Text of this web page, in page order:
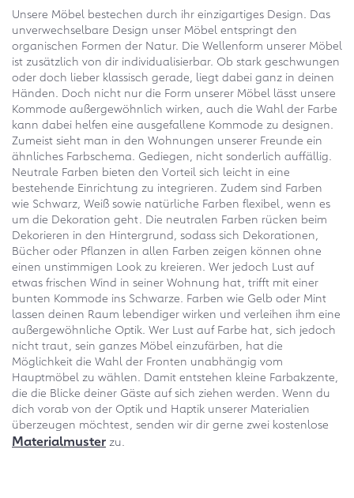
Unsere Möbel bestechen durch ihr einzigartiges Design. Das
unverwechselbare Design unser Möbel entspringt den
organischen Formen der Natur. Die Wellenform unserer Möbel
ist zusätzlich von dir individualisierbar. Ob stark geschwungen
oder doch lieber klassisch gerade, liegt dabei ganz in deinen
Händen. Doch nicht nur die Form unserer Möbel lässt unsere
Kommode außergewöhnlich wirken, auch die Wahl der Farbe
kann dabei helfen eine ausgefallene Kommode zu designen.
Zumeist sieht man in den Wohnungen unserer Freunde ein
ähnliches Farbschema. Gediegen, nicht sonderlich auffällig.
Neutrale Farben bieten den Vorteil sich leicht in eine
bestehende Einrichtung zu integrieren. Zudem sind Farben
wie Schwarz, Weiß sowie natürliche Farben flexibel, wenn es
um die Dekoration geht. Die neutralen Farben rücken beim
Dekorieren in den Hintergrund, sodass sich Dekorationen,
Bücher oder Pflanzen in allen Farben zeigen können ohne
einen unstimmigen Look zu kreieren. Wer jedoch Lust auf
etwas frischen Wind in seiner Wohnung hat, trifft mit einer
bunten Kommode ins Schwarze. Farben wie Gelb oder Mint
lassen deinen Raum lebendiger wirken und verleihen ihm eine
außergewöhnliche Optik. Wer Lust auf Farbe hat, sich jedoch
nicht traut, sein ganzes Möbel einzufärben, hat die
Möglichkeit die Wahl der Fronten unabhängig vom
Hauptmöbel zu wählen. Damit entstehen kleine Farbakzente,
die die Blicke deiner Gäste auf sich ziehen werden. Wenn du
dich vorab von der Optik und Haptik unserer Materialien
überzeugen möchtest, senden wir dir gerne zwei kostenlose
Materialmuster zu.